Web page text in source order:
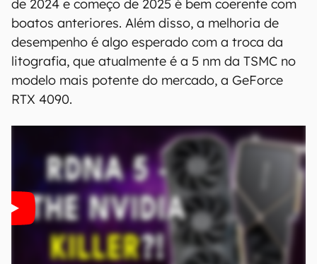
de 2024 e começo de 2025 é bem coerente com
boatos anteriores. Além disso, a melhoria de
desempenho é algo esperado com a troca da
litografia, que atualmente é a 5 nm da TSMC no
modelo mais potente do mercado, a GeForce
RTX 4090.